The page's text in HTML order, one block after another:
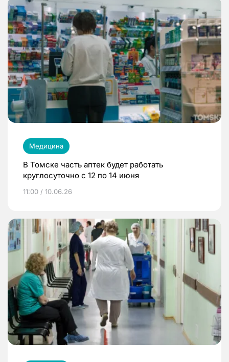
Медицина
В Томске часть аптек будет работать
круглосуточно с 12 по 14 июня
11:00 / 10.06.26